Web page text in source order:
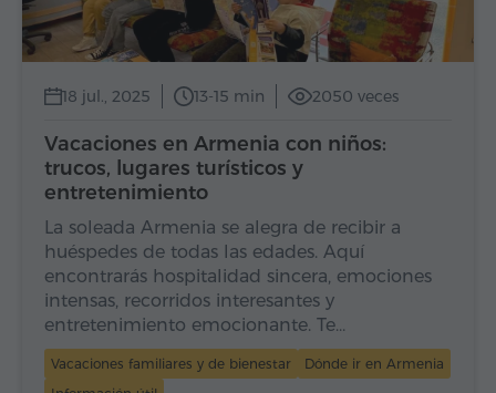
18 jul., 2025 13-15 min 2050 veces
Vacaciones en Armenia con niños:
trucos, lugares turísticos y
entretenimiento
La soleada Armenia se alegra de recibir a
huéspedes de todas las edades. Aquí
encontrarás hospitalidad sincera, emociones
intensas, recorridos interesantes y
entretenimiento emocionante. Te…
Vacaciones familiares y de bienestar
Dónde ir en Armenia